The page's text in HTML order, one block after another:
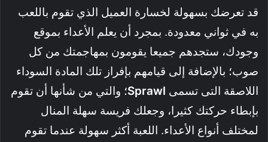
قد تعرضك بسهولة لخسارة العميل الذي تقوم باللعب
به في ثواني معدودة. بمجرد أن يعلم الأعداء بموقع
وجودك، ستجدهم جميعا يقومون بمهاجمتك من كل
صوب؛ بالإضافة إلى قيامهم بإفراز تلك المادة السوداء
اللاصقة التى تسمى Sprawl؛ والتي من شأنها أن تقوم
بإبطاء حركتك كثيرا، وجعلك فريسة سهلة المنال
لمختلف أنواع الأعداء. اللعبة أكثر سهولة عندما تقوم